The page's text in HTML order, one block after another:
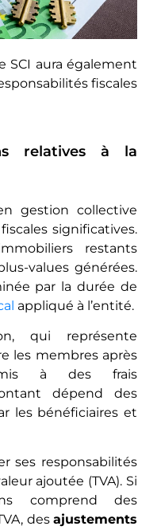
aura également
fiscales
relatives à la
gestion collective
significatives.
restants
values générées.
par la durée de
appliqué à l’entité.
qui représente
les membres après
à des frais
dépend des
les bénéficiaires et
ses responsabilités
ajoutée (TVA). Si
comprend des
des ajustements